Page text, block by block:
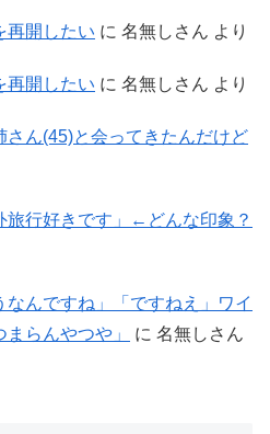
再開したい に 名無しさん より
再開したい に 名無しさん より
さん(45)と会ってきたんだけど
旅行好きです」←どんな印象？
んですね」「ですねえ」ワイ
らんやつや」
に 名無しさん